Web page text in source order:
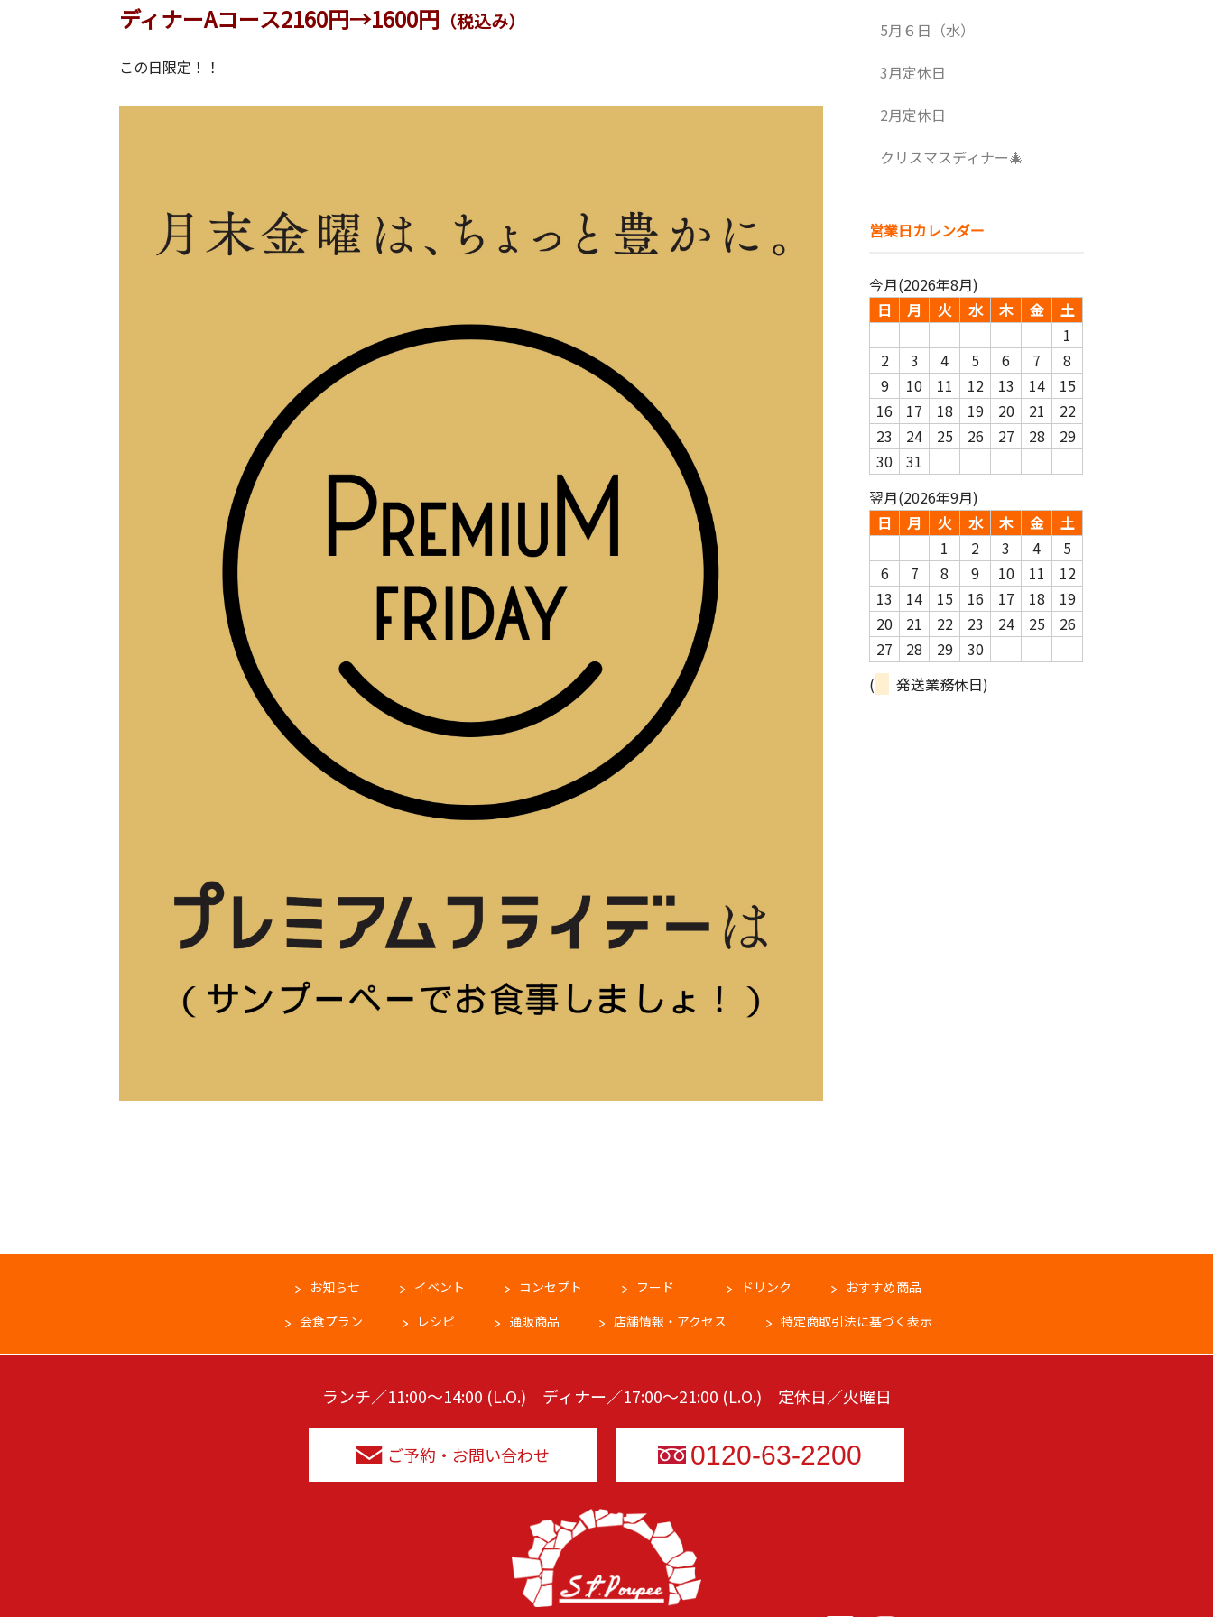
ディナーAコース2160円→1600円 （税込み）
この日限定！！
5月６日（水）
3月定休日
2月定休日
クリスマスディナー🎄
営業日カレンダー
今月(2026年8月)
日
月 火 水 木 金
土
1
2
3 4 5 6 7
8
9
10 11 12 13 14
15
16
17 18 19 20 21
22
23
24 25 26 27 28
29
30
31
翌月(2026年9月)
日
月 火 水 木 金
土
1
2 3 4
5
6
7 8 9 10 11
12
13
14 15 16 17 18
19
20
21 22 23 24 25
26
27
28 29
30
(
発送業務休日)
お知らせ イベント コンセプト フード ドリンク
おすすめ商品
会食プラン
レシピ 通販商品 店舗情報・アクセス 特定商取引法に基づく表示
ランチ／11:00～14:00 (L.O.) ディナー／17:00～21:00 (L.O.) 定休日／火曜日
ご予約・お問い合わせ 0120-63-2200